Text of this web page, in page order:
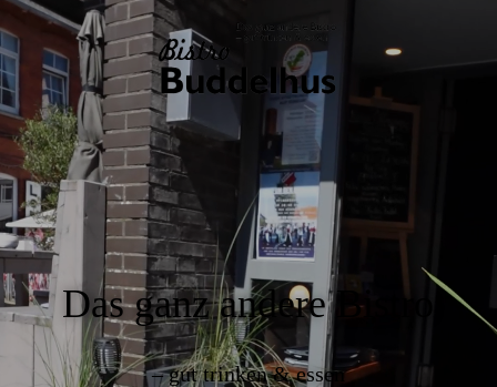
Das ganz andere Bistro
– gut trinken & essen